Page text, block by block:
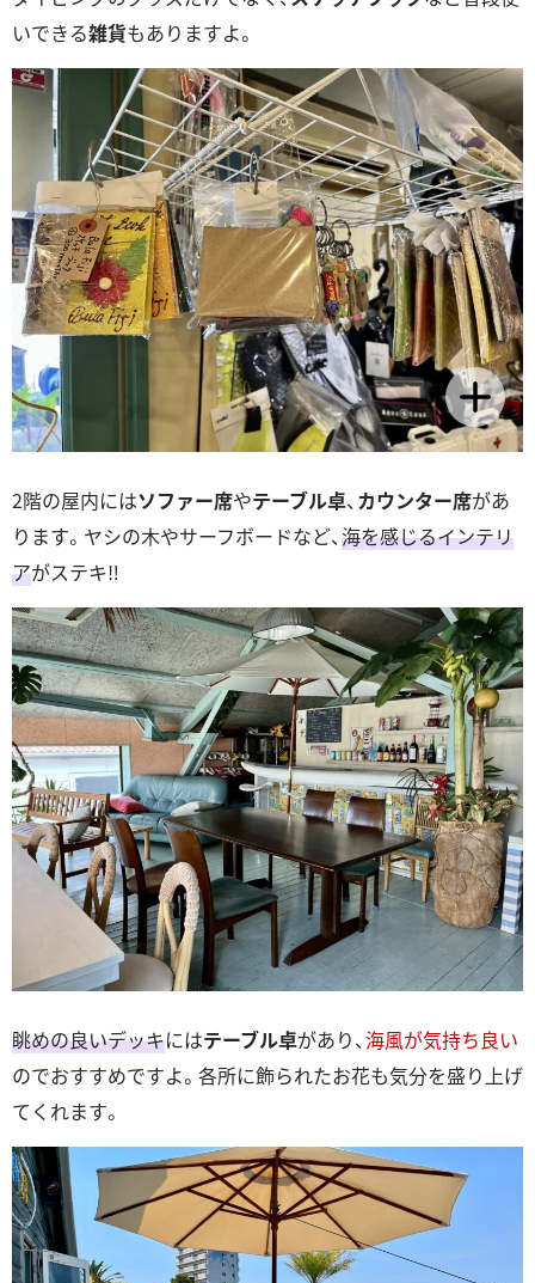
いできる雑貨もありますよ。
2階の屋内にはソファー席やテーブル卓、 カウンター席があ
ります。ヤシの木やサーフボードなど、海を感じるインテリ
アがステキ‼
眺めの良いデッキにはテーブル卓があり、海風が気持ち良い
のでおすすめですよ。各所に飾られたお花も気分を盛り上げ
てくれます。